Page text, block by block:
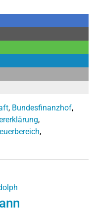
, Bundesfinanzhof,
,
,